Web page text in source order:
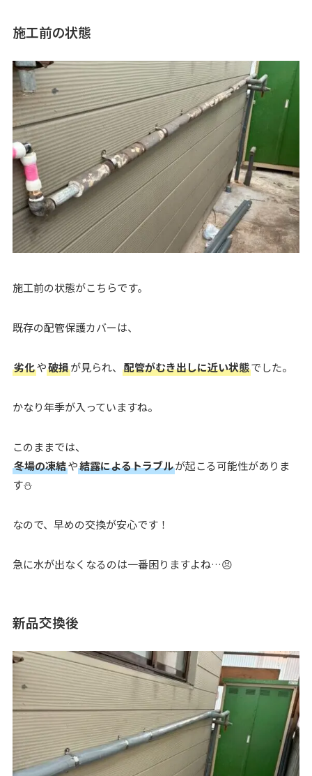
施工前の状態
施工前の状態がこちらです。
既存の配管保護カバーは、
劣化や破損が見られ、 配管がむき出しに近い状態でした。
かなり年季が入っていますね。
このままでは、
冬場の凍結や結露によるトラブルが起こる可能性がありま
す⛄
なので、早めの交換が安心です！
急に水が出なくなるのは一番困りますよね…😣
新品交換後